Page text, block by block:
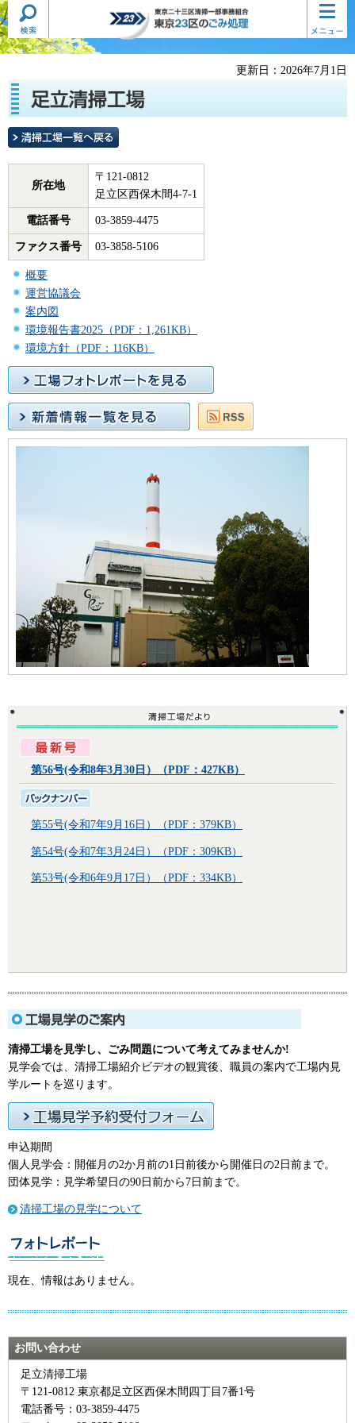
東京二十三区清掃一部事務組合
東京23区のごみ処理
検索・
共通メ
ニュー
コンテ
ンツメ
ニュー
更新日：2026年7月1日
所在地
〒121-0812
足立区西保木間4-7-1
電話番号 03-3859-4475
ファクス番号 03-3858-5106
概要
運営協議会
案内図
環境報告書2025（PDF：1,261KB）
環境方針（PDF：116KB）
第56号(令和8年3月30日）（PDF：427KB）
第55号(令和7年9月16日）（PDF：379KB）
第54号(令和7年3月24日）（PDF：309KB）
第53号(令和6年9月17日）（PDF：334KB）
清掃工場を見学し、ごみ問題について考えてみませんか!
見学会では、清掃工場紹介ビデオの観賞後、職員の案内で工場内見
学ルートを巡ります。
申込期間
個人見学会：開催月の2か月前の1日前後から開催日の2日前まで。
団体見学：見学希望日の90日前から7日前まで。
清掃工場の見学について
現在、情報はありません。
お問い合わせ
足立清掃工場
〒121-0812 東京都足立区西保木間四丁目7番1号
電話番号：03-3859-4475